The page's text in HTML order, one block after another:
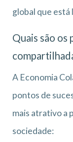
global que está
Quais são os
A Economia
pontos de
mais atrativo a
sociedade: